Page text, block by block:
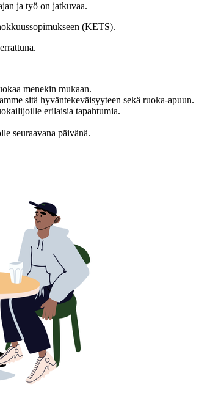
ja työ on jatkuvaa.
(KETS).
menekin mukaan.
sitä hyväntekeväisyyteen sekä ruoka-apuun.
erilaisia tapahtumia.
seuraavana päivänä.